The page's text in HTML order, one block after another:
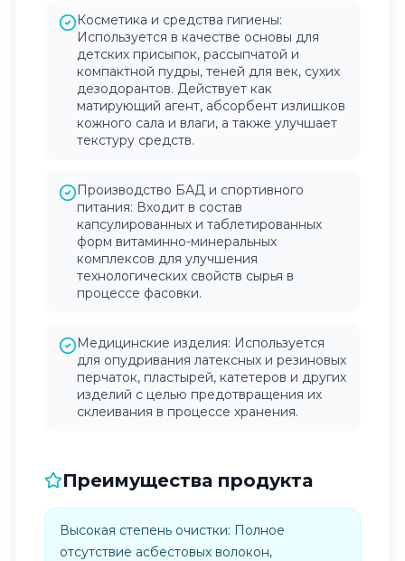
Косметика и средства гигиены:
Используется в качестве основы для
детских присыпок, рассыпчатой и
компактной пудры, теней для век, сухих
дезодорантов. Действует как
матирующий агент, абсорбент излишков
кожного сала и влаги, а также улучшает
текстуру средств.
Производство БАД и спортивного
питания: Входит в состав
капсулированных и таблетированных
форм витаминно-минеральных
комплексов для улучшения
технологических свойств сырья в
процессе фасовки.
Медицинские изделия: Используется
для опудривания латексных и резиновых
перчаток, пластырей, катетеров и других
изделий с целью предотвращения их
склеивания в процессе хранения.
Преимущества продукта
Высокая степень очистки: Полное
отсутствие асбестовых волокон,